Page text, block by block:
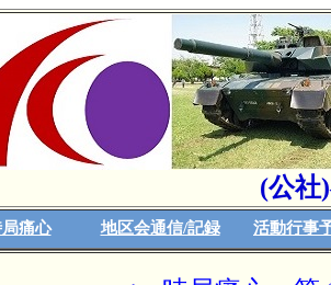
(公社
痛心 地区会通信/記録 活動行事